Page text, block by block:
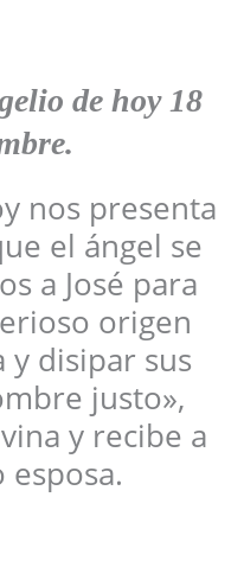
de hoy 18
nos presenta
el ángel se
a José para
origen
disipar sus
justo»,
y recibe a
esposa.